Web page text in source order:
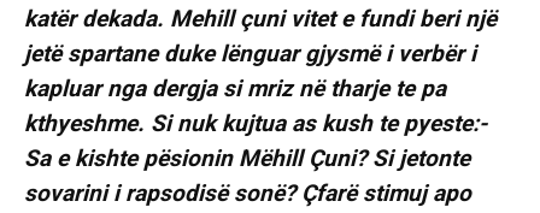
katër dekada. Mehill çuni vitet e fundi beri një
jetë spartane duke lënguar gjysmë i verbër i
kapluar nga dergja si mriz në tharje te pa
kthyeshme. Si nuk kujtua as kush te pyeste:-
Sa e kishte pësionin Mëhill Çuni? Si jetonte
sovarini i rapsodisë sonë? Çfarë stimuj apo